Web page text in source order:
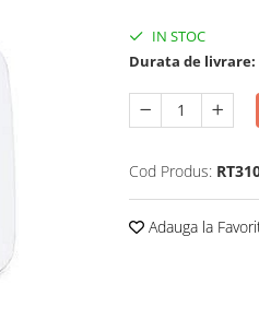
IN STOC
Durata de livrare:
Cod Produs:
Adauga la